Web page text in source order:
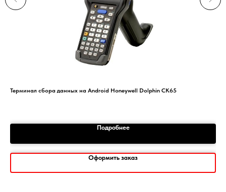
Терминал сбора данных на Android Honeywell Dolphin CK65
Подробнее
Оформить заказ